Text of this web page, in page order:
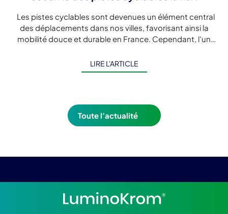
Les pistes cyclables sont devenues un élément central
des déplacements dans nos villes, favorisant ainsi la
mobilité douce et durable en France. Cependant, l’un
LIRE L'ARTICLE
Toute l’actualité